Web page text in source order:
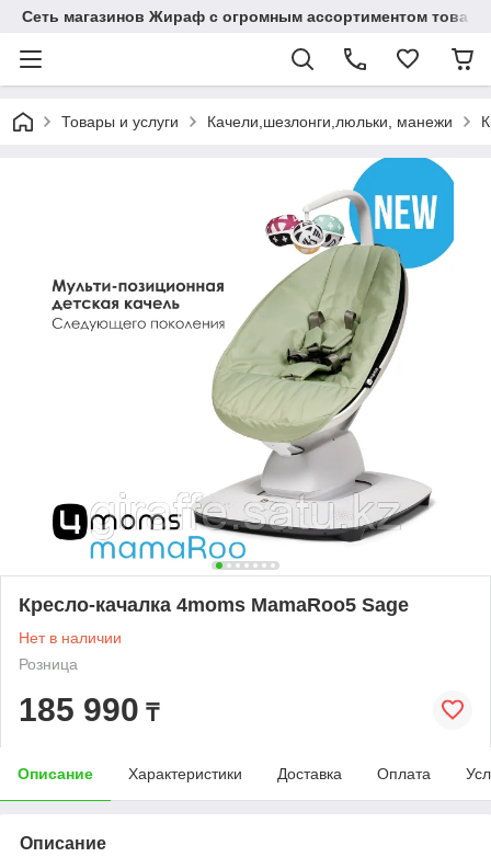
Сеть магазинов Жираф с огромным ассортиментом
Товары и услуги Качели,шезлонги,люльки, манежи
Кресло-качалка 4moms MamaRoo5 Sage
Нет в наличии
Розница
185 990 ₸
Описание Характеристики Доставка Оплата
Описание